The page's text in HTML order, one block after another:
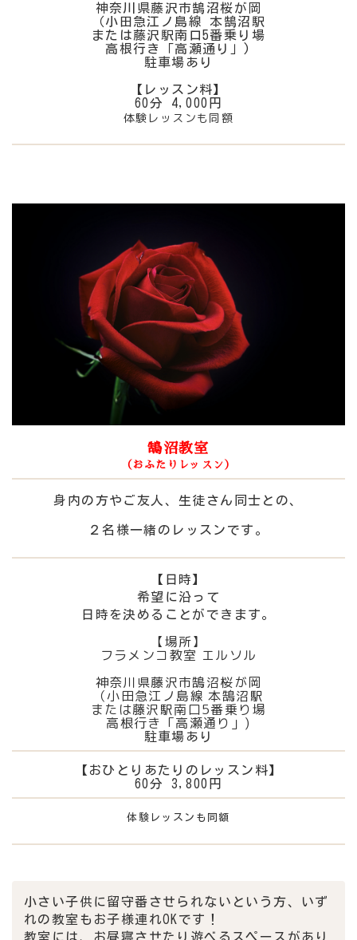
神奈川県藤沢市鵠沼桜が岡
（小田急江ノ島線 本鵠沼駅
または藤沢駅南口5番乗り場
高根行き「高瀬通り」)
駐車場あり
【レッスン料】
60分 4,000円
体験レッスンも同額
鵠沼教室
（おふたりレッスン）
身内の方やご友人、生徒さん同士との、
２名様一緒のレッスンです。
【日時】
希望に沿って
日時を決めることができます。
【場所】
フラメンコ教室 エルソル
神奈川県藤沢市鵠沼桜が岡
（小田急江ノ島線 本鵠沼駅
または藤沢駅南口5番乗り場
高根行き「高瀬通り」)
駐車場あり
【おひとりあたりのレッスン料】
60分 3,800円
体験レッスンも同額
小さい子供に留守番させられないという方、いず
れの教室もお子様連れOKです！
教室には、お昼寝させたり遊べるスペースがあり